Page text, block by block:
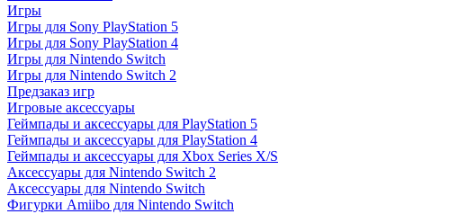
Игры
Игры для Sony PlayStation 5
Игры для Sony PlayStation 4
Игры для Nintendo Switch
Игры для Nintendo Switch 2
Предзаказ игр
Игровые аксессуары
Геймпады и аксессуары для PlayStation 5
Геймпады и аксессуары для PlayStation 4
Геймпады и аксессуары для Xbox Series X/S
Аксессуары для Nintendo Switch 2
Аксессуары для Nintendo Switch
Фигурки Amiibo для Nintendo Switch